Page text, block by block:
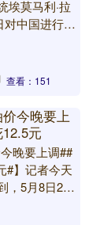
埃莫马利·拉
对中国进行国
解读，尽在
查看：151
今晚要上
元
晚要上调##
#】记者今天
，5月8日24
启。据国家